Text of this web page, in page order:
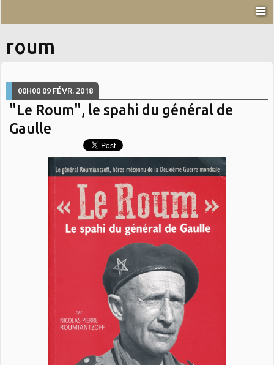
roum
00H00 09 FÉVR. 2018
"Le Roum", le spahi du général de
Gaulle